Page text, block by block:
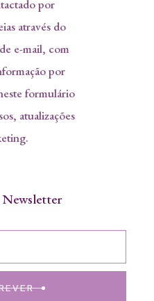
por
através do
e-mail, com
por
formulário
atualizações
Newsletter